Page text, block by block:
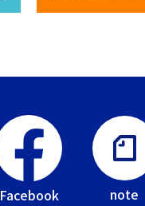
Facebook note